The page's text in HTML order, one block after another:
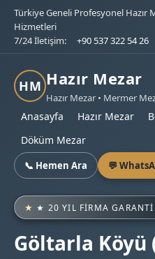
Türkiye Geneli Profesyonel Hazır
Hizmetleri
7/24 İletişim:
+90 537 322 54 26
HM Hazır Mezar
Hazır Mezar • Mermer
Anasayfa Hazır Mezar
Döküm Mezar
📞 Hemen Ara 💬
★ 20 YIL FIRMA
Göltarla Köyü